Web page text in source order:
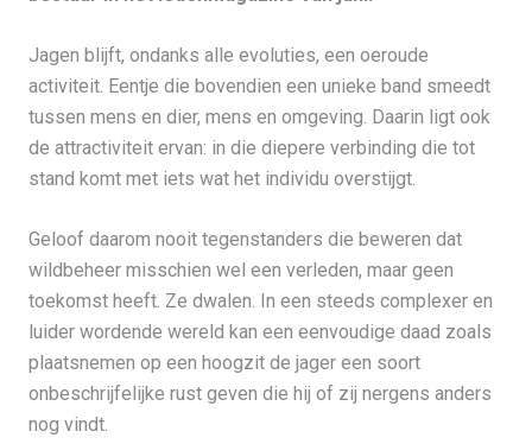
Jagen blijft, ondanks alle evoluties, een oeroude
activiteit. Eentje die bovendien een unieke band smeedt
tussen mens en dier, mens en omgeving. Daarin ligt ook
de attractiviteit ervan: in die diepere verbinding die tot
stand komt met iets wat het individu overstijgt.
Geloof daarom nooit tegenstanders die beweren dat
wildbeheer misschien wel een verleden, maar geen
toekomst heeft. Ze dwalen. In een steeds complexer en
luider wordende wereld kan een eenvoudige daad zoals
plaatsnemen op een hoogzit de jager een soort
onbeschrijfelijke rust geven die hij of zij nergens anders
nog vindt.